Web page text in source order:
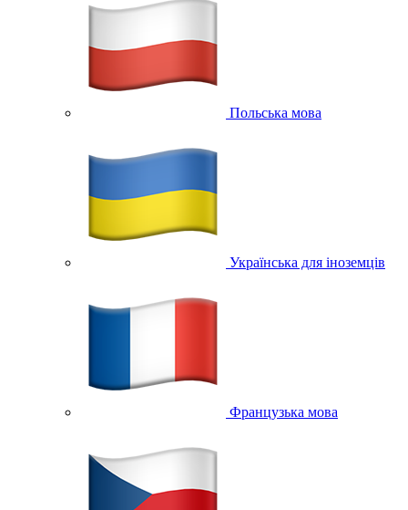
Польська мова
Українська для іноземців
Французька мова